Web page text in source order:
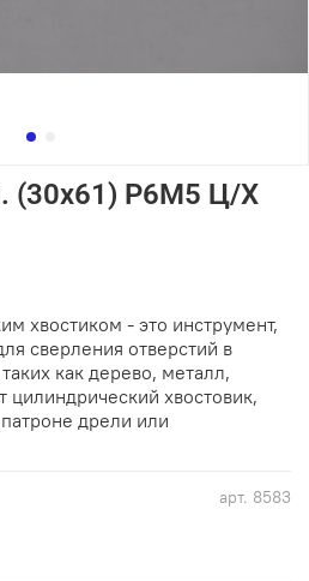
арт. 8583
(30х61) Р6М5 Ц/Х
хвостиком - это инструмент,
сверления отверстий в
как дерево, металл,
цилиндрический хвостовик,
дрели или